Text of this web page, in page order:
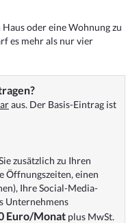
oder eine Wohnung zu
es mehr als nur vier
aus. Der Basis-Eintrag ist
zusätzlich zu Ihren
Öffnungszeiten, einen
Ihre Social-Media-
Unternehmens
Euro/Monat plus MwSt.